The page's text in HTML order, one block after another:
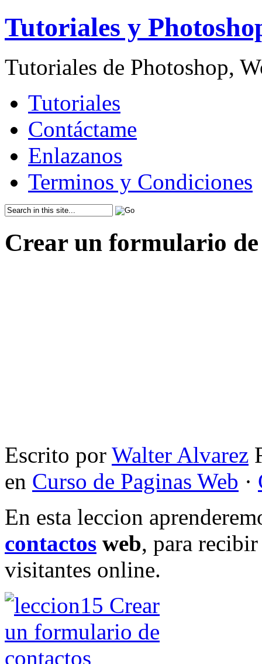
Tutoriales y
Tutoriales de Photoshop,
Tutoriales
Contáctame
Enlazanos
Terminos y Condiciones
Crear un formulario de
Escrito por Walter Alvarez
en Curso de Paginas Web ·
En esta leccion
contactos web, para
visitantes online.